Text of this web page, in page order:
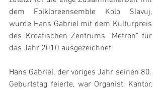
dem Folkloreensemble Kolo Slavuj,
wurde Hans Gabriel mit dem Kulturpreis
des Kroatischen Zentrums "Metron" für
das Jahr 2010 ausgezeichnet.
Hans Gabriel, der voriges Jahr seinen 80.
Geburtstag feierte, war Organist, Kantor,